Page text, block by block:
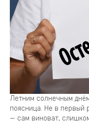
Летним солнечным
поясница. Не в первый
— сам виноват,